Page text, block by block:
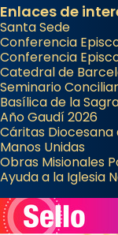
Enlaces de
Santa Sede
Conferencia
Conferencia
Catedral de
Seminario
Basílica de la
Año Gaudí 2026
Cáritas
Manos Unidas
Obras Misionales
Ayuda a la Iglesia